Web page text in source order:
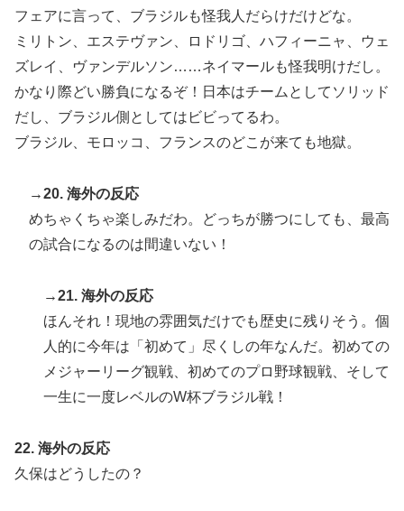
フェアに言って、ブラジルも怪我人だらけだけどな。
ミリトン、エステヴァン、ロドリゴ、ハフィーニャ、ウェ
ズレイ、ヴァンデルソン……ネイマールも怪我明けだし。
かなり際どい勝負になるぞ！日本はチームとしてソリッド
だし、ブラジル側としてはビビってるわ。
ブラジル、モロッコ、フランスのどこが来ても地獄。
→20. 海外の反応
めちゃくちゃ楽しみだわ。どっちが勝つにしても、最高
の試合になるのは間違いない！
→21. 海外の反応
ほんそれ！現地の雰囲気だけでも歴史に残りそう。個
人的に今年は「初めて」尽くしの年なんだ。初めての
メジャーリーグ観戦、初めてのプロ野球観戦、そして
一生に一度レベルのW杯ブラジル戦！
22. 海外の反応
久保はどうしたの？